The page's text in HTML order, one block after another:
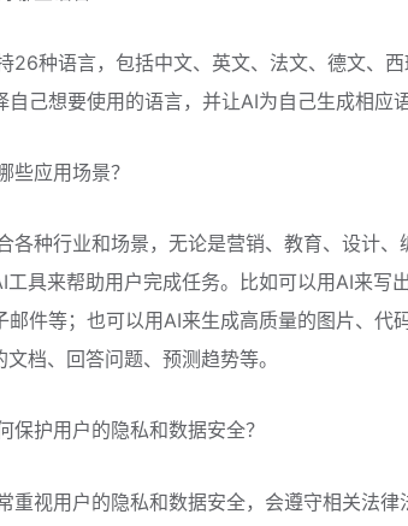
26种语言，包括中文、英文、法文、德文、
自己想要使用的语言，并让AI为自己生成相应
些应用场景？
各种行业和场景，无论是营销、教育、设计、
工具来帮助用户完成任务。比如可以用AI来写
邮件等；也可以用AI来生成高质量的图片、代
档、回答问题、预测趋势等。
保护用户的隐私和数据安全？
重视用户的隐私和数据安全，会遵守相关法律